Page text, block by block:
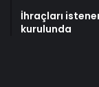
İhraçları
kurulunda